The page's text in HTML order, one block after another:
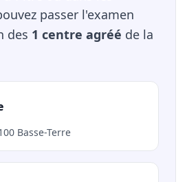
passer l'examen
des 1 centre agréé de la
Basse-Terre